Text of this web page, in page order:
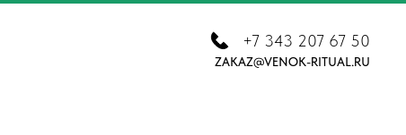
+7 343 207 67 50
ZAKAZ@VENOK-RITUAL.RU